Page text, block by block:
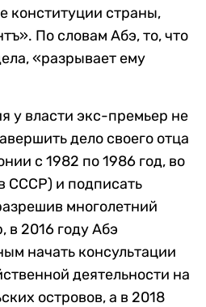
конституции страны,
По словам Абэ, то, что
«разрывает ему
у власти экс-премьер не
дело своего отца
с 1982 по 1986 год, во
СССР) и подписать
многолетний
в 2016 году Абэ
начать консультации
деятельности на
островов, а в 2018